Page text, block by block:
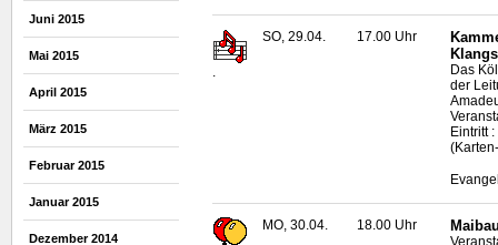
Juni 2015
Mai 2015
April 2015
März 2015
Februar 2015
Januar 2015
Dezember 2014
.
SO, 29.04. 17.00 Uhr
Das
der
Eintritt
MO, 30.04. 18.00 Uhr